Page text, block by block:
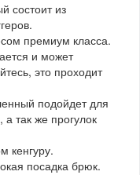
состоит из
премиум класса.
и может
это проходит
подойдет для
так же прогулок
кенгуру.
посадка брюк.